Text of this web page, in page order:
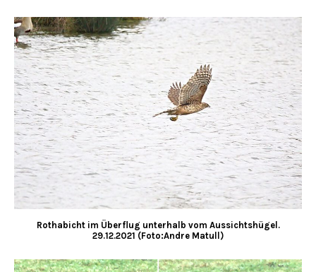
Rothabicht im Überflug unterhalb vom Aussichtshügel.
29.12.2021 (Foto:Andre Matull)